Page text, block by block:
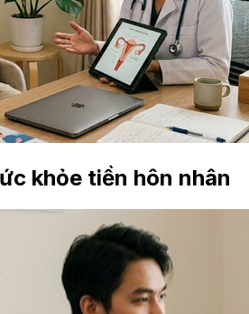
khỏe tiền hôn nhân